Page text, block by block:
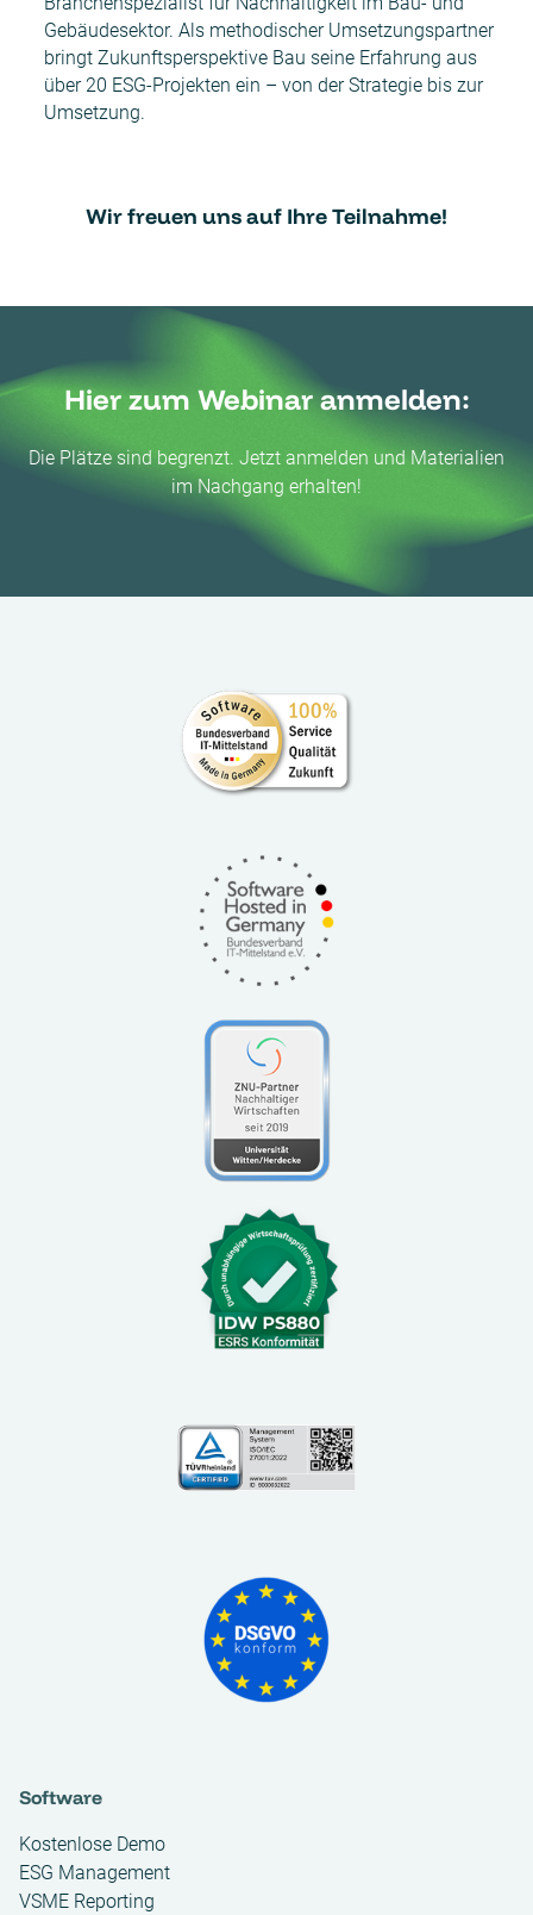
Gebäudesektor. Als methodischer Umsetzungspartner
bringt Zukunftsperspektive Bau seine Erfahrung aus
über 20 ESG-Projekten ein – von der Strategie bis zur
Umsetzung.
Wir freuen uns auf Ihre Teilnahme!
Hier zum Webinar anmelden:
Die Plätze sind begrenzt. Jetzt anmelden und Materialien
im Nachgang erhalten!
Software
Kostenlose Demo
ESG Management
VSME Reporting